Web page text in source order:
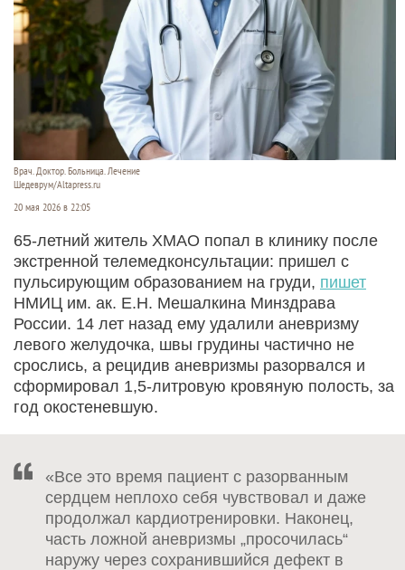
Врач. Доктор. Больница. Лечение
Шедеврум/Altapress.ru
20 мая 2026 в 22:05
65‑летний житель ХМАО попал в клинику после
экстренной телемедконсультации: пришел с
пульсирующим образованием на груди, пишет
НМИЦ им. ак. Е.Н. Мешалкина Минздрава
России. 14 лет назад ему удалили аневризму
левого желудочка, швы грудины частично не
срослись, а рецидив аневризмы разорвался и
сформировал 1,5‑литровую кровяную полость, за
год окостеневшую.
«Все это время пациент с разорванным
сердцем неплохо себя чувствовал и даже
продолжал кардиотренировки. Наконец,
часть ложной аневризмы „просочилась“
наружу через сохранившийся дефект в